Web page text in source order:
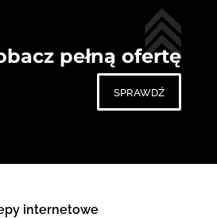
pełną ofertę
sprawdź
internetowe